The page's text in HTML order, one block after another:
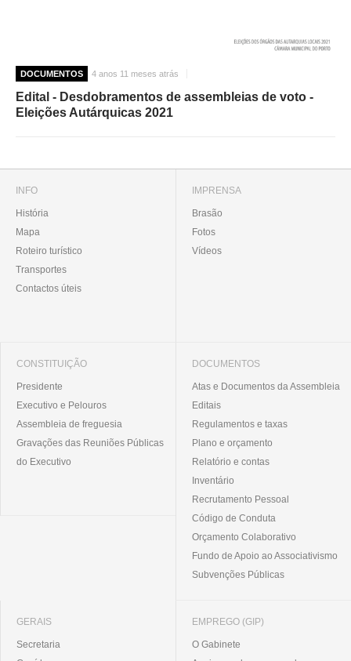
DOCUMENTOS 4 anos 11 meses atrás
Edital - Desdobramentos de assembleias de voto -
Eleições Autárquicas 2021
INFO
História
Mapa
Roteiro turístico
Transportes
Contactos úteis
IMPRENSA
Brasão
Fotos
Vídeos
CONSTITUIÇÃO
Presidente
Executivo e Pelouros
Assembleia de freguesia
Gravações das Reuniões Públicas
do Executivo
DOCUMENTOS
Atas e Documentos da Assembleia
Editais
Regulamentos e taxas
Plano e orçamento
Relatório e contas
Inventário
Recrutamento Pessoal
Código de Conduta
Orçamento Colaborativo
Fundo de Apoio ao Associativismo
Subvenções Públicas
GERAIS
Secretaria
EMPREGO (GIP)
O Gabinete